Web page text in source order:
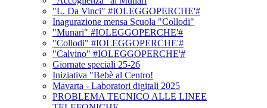
"L. Da Vinci" #IOLEGGOPERCHE'#
Inagurazione mensa Scuola "Collodi"
"Munari" #IOLEGGOPERCHE'#
"Collodi" #IOLEGGOPERCHE'#
"Calvino" #IOLEGGOPERCHE'#
Giornate speciali 25-26
Iniziativa "Bebè al Centro!
Mavarta - Laboratori digitali 2025
PROBLEMA TECNICO ALLE LINEE